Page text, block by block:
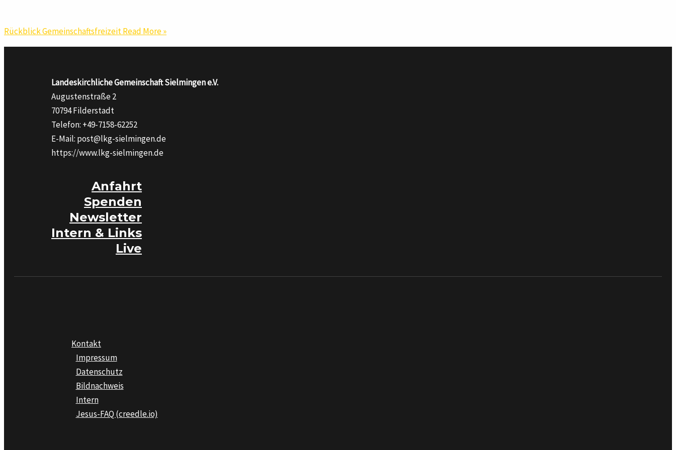
Rückblick GemeinschaftsfreizeitRead More »
Landeskirchliche Gemeinschaft Sielmingene.V.
Augustenstraße 2
70794 Filderstadt
Telefon: +49-7158-62252
E-Mail: post@lkg-sielmingen.de
https://www.lkg-sielmingen.de
Anfahrt
Spenden
Newsletter
Intern & Links
Live
Kontakt
Impressum
Datenschutz
Bildnachweis
Intern
Jesus-FAQ (creedle.io)